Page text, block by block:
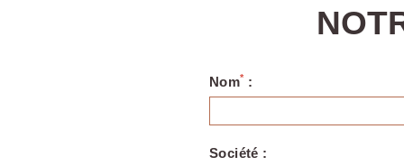
Nom* :
Société :